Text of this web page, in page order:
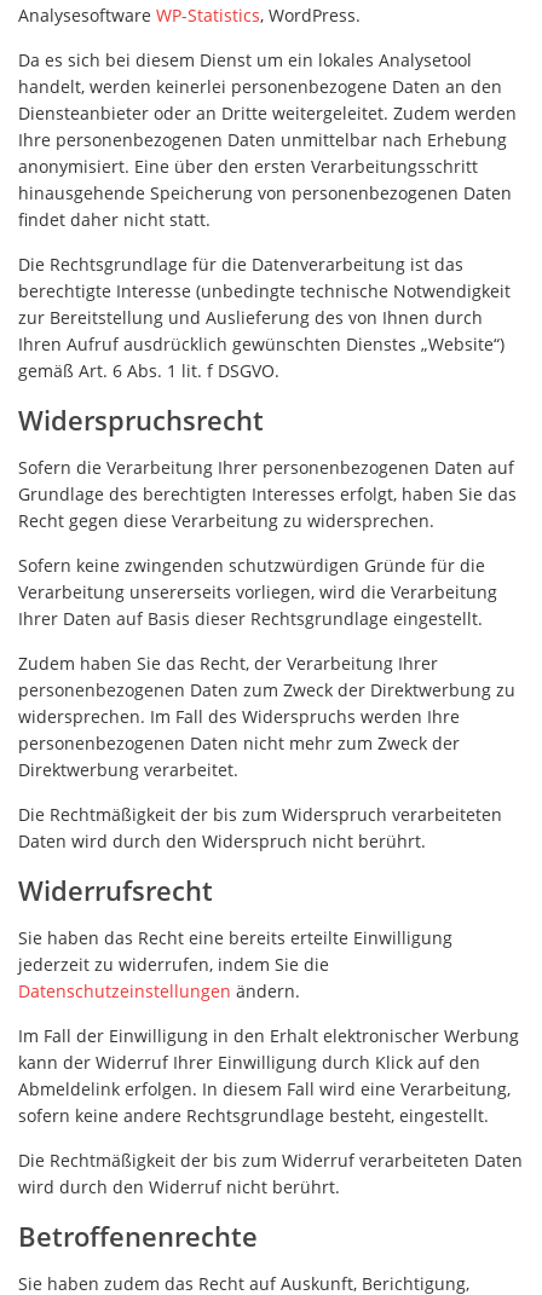
Analysesoftware WP-Statistics, WordPress.
Da es sich bei diesem Dienst um ein lokales Analysetool
handelt, werden keinerlei personenbezogene Daten an den
Diensteanbieter oder an Dritte weitergeleitet. Zudem werden
Ihre personenbezogenen Daten unmittelbar nach Erhebung
anonymisiert. Eine über den ersten Verarbeitungsschritt
hinausgehende Speicherung von personenbezogenen Daten
findet daher nicht statt.
Die Rechtsgrundlage für die Datenverarbeitung ist das
berechtigte Interesse (unbedingte technische Notwendigkeit
zur Bereitstellung und Auslieferung des von Ihnen durch
Ihren Aufruf ausdrücklich gewünschten Dienstes „Website“)
gemäß Art. 6 Abs. 1 lit. f DSGVO.
Widerspruchsrecht
Sofern die Verarbeitung Ihrer personenbezogenen Daten auf
Grundlage des berechtigten Interesses erfolgt, haben Sie das
Recht gegen diese Verarbeitung zu widersprechen.
Sofern keine zwingenden schutzwürdigen Gründe für die
Verarbeitung unsererseits vorliegen, wird die Verarbeitung
Ihrer Daten auf Basis dieser Rechtsgrundlage eingestellt.
Zudem haben Sie das Recht, der Verarbeitung Ihrer
personenbezogenen Daten zum Zweck der Direktwerbung zu
widersprechen. Im Fall des Widerspruchs werden Ihre
personenbezogenen Daten nicht mehr zum Zweck der
Direktwerbung verarbeitet.
Die Rechtmäßigkeit der bis zum Widerspruch verarbeiteten
Daten wird durch den Widerspruch nicht berührt.
Widerrufsrecht
Sie haben das Recht eine bereits erteilte Einwilligung
jederzeit zu widerrufen, indem Sie die
Datenschutzeinstellungen ändern.
Im Fall der Einwilligung in den Erhalt elektronischer Werbung
kann der Widerruf Ihrer Einwilligung durch Klick auf den
Abmeldelink erfolgen. In diesem Fall wird eine Verarbeitung,
sofern keine andere Rechtsgrundlage besteht, eingestellt.
Die Rechtmäßigkeit der bis zum Widerruf verarbeiteten Daten
wird durch den Widerruf nicht berührt.
Betroffenenrechte
Sie haben zudem das Recht auf Auskunft, Berichtigung,